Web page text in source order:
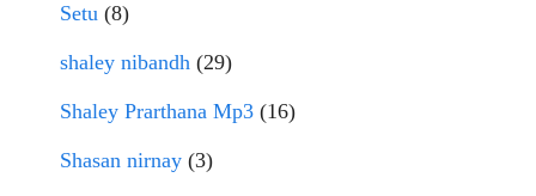
Setu (8)
shaley nibandh (29)
Shaley Prarthana Mp3 (16)
Shasan nirnay (3)